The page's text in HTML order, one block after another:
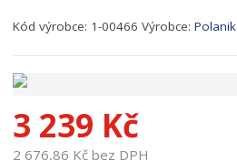
K
p
o
d
Kód výrobce: 1-00466 Výrobce:Polanik
3 239 Kč
2 676,86 Kč bez DPH